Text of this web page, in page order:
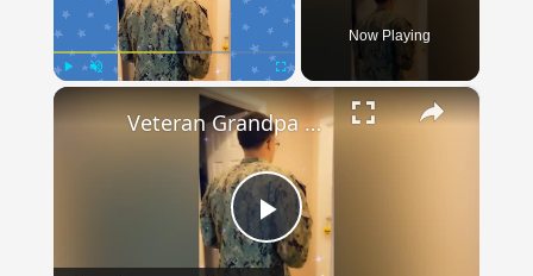
Fullscreen
Now Playing
×
Play
Veteran Grandpa Battling Illness Insists On Standing To Welcome Navy Grandson Home | Happily TV